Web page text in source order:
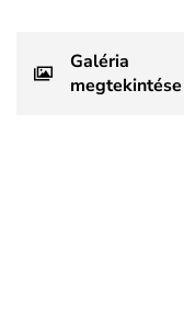
Galéria
megtekintése